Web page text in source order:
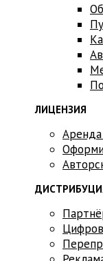
ЛИЦЕНЗИЯ